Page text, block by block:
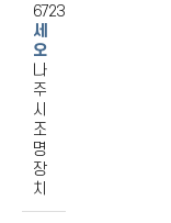
6723
세
오
나
주
시
조
명
장
치